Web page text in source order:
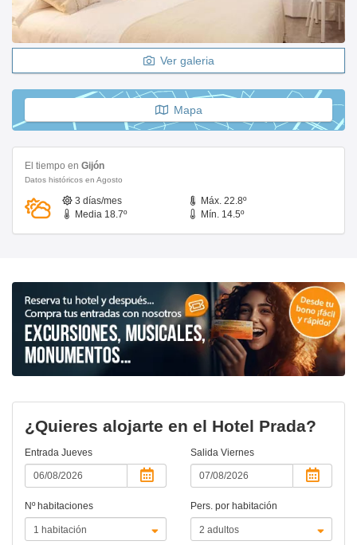
Ver galeria
Mapa
El tiempo en Gijón
Datos históricos en Agosto
3 días/mes
Máx. 22.8º
Media 18.7º
Mín. 14.5º
¿Quieres alojarte en el Hotel Prada?
Entrada Jueves Salida Viernes
Nº habitaciones Pers. por habitación